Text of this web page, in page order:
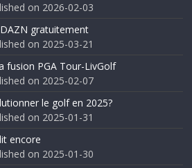
on 2026-02-03
gratuitement
on 2025-03-21
fusion PGA Tour-LivGolf
on 2025-02-07
le golf en 2025?
on 2025-01-31
encore
on 2025-01-30